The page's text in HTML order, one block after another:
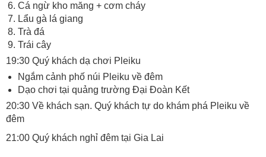
Cá ngừ kho măng + cơm cháy
Lẩu gà lá giang
Trà đá
Trái cây
19:30 Quý khách dạ chơi Pleiku
Ngắm cảnh phố núi Pleiku về đêm
Dạo chơi tại quảng trường Đại Đoàn Kết
20:30 Về khách sạn. Quý khách tự do khám phá Pleiku về
đêm
21:00 Quý khách nghỉ đêm tại Gia Lai